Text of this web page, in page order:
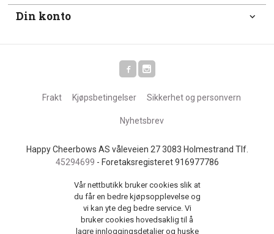
Din konto
Frakt Kjøpsbetingelser Sikkerhet og personvern
Nyhetsbrev
Happy Cheerbows AS våleveien 27 3083 Holmestrand Tlf.
45294699 - Foretaksregisteret 916977786
Vår nettbutikk bruker cookies slik at
du får en bedre kjøpsopplevelse og
vi kan yte deg bedre service. Vi
bruker cookies hovedsaklig til å
lagre innloggingsdetaljer og huske